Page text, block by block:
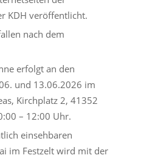
KDH veröffentlicht.
nach dem
erfolgt an den
und 13.06.2026 im
Kirchplatz 2, 41352
– 12:00 Uhr.
einsehbaren
im Festzelt wird mit der